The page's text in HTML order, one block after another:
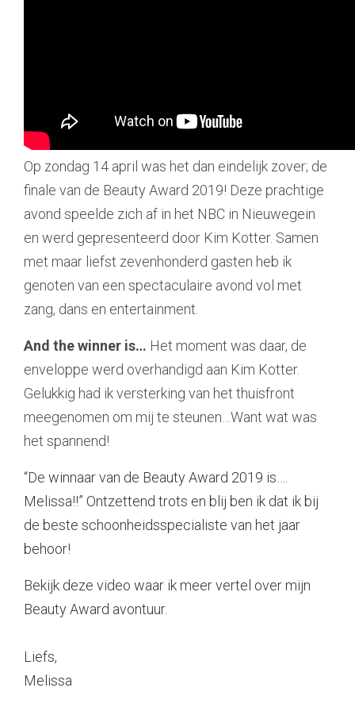
Op zondag 14 april was het dan eindelijk zover; de
finale van de Beauty Award 2019! Deze prachtige
avond speelde zich af in het NBC in Nieuwegein
en werd gepresenteerd door Kim Kotter. Samen
met maar liefst zevenhonderd gasten heb ik
genoten van een spectaculaire avond vol met
zang, dans en entertainment.
And the winner is… Het moment was daar, de
enveloppe werd overhandigd aan Kim Kotter.
Gelukkig had ik versterking van het thuisfront
meegenomen om mij te steunen…Want wat was
het spannend!
“De winnaar van de Beauty Award 2019 is….
Melissa!!” Ontzettend trots en blij ben ik dat ik bij
de beste schoonheidsspecialiste van het jaar
behoor!
Bekijk deze video waar ik meer vertel over mijn
Beauty Award avontuur.
Liefs,
Melissa